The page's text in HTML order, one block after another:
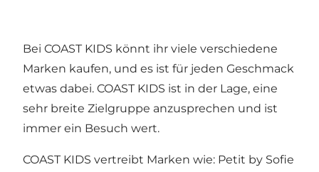
Bei COAST KIDS könnt ihr viele verschiedene
Marken kaufen, und es ist für jeden Geschmack
etwas dabei. COAST KIDS ist in der Lage, eine
sehr breite Zielgruppe anzusprechen und ist
immer ein Besuch wert.
COAST KIDS vertreibt Marken wie: Petit by Sofie